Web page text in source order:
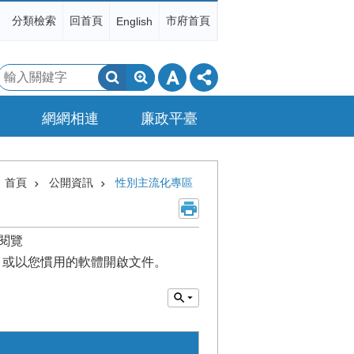
分類檢索 回首頁 English 市府首頁
搜
尋
網網相連 廉政平臺
首頁 公開資訊 性別主流化專區
覽
或以您慣用的軟體開啟文件。